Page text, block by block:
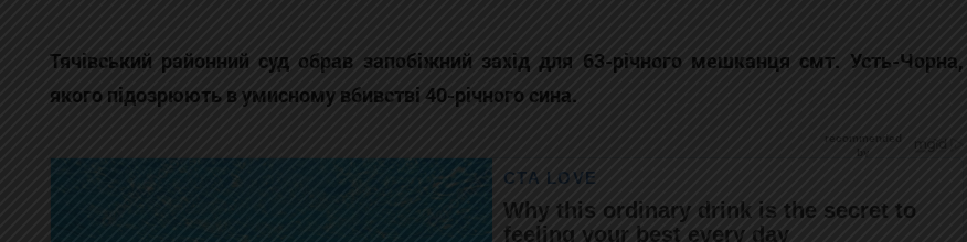
Тячівський районний суд обрав запобіжний захід для 63-річного мешканця смт. Усть-Чорна,
якого підозрюють в умисному вбивстві 40-річного сина.